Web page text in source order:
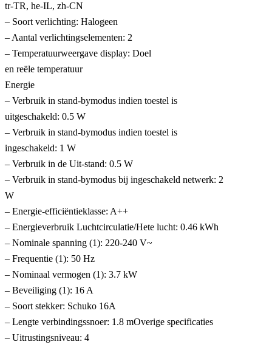
tr-TR, he-IL, zh-CN
– Soort verlichting: Halogeen
– Aantal verlichtingselementen: 2
– Temperatuurweergave display: Doel
en reële temperatuur
Energie
– Verbruik in stand-bymodus indien toestel is
uitgeschakeld: 0.5 W
– Verbruik in stand-bymodus indien toestel is
ingeschakeld: 1 W
– Verbruik in de Uit-stand: 0.5 W
– Verbruik in stand-bymodus bij ingeschakeld netwerk: 2
W
– Energie-efficiëntieklasse: A++
– Energieverbruik Luchtcirculatie/Hete lucht: 0.46 kWh
– Nominale spanning (1): 220-240 V~
– Frequentie (1): 50 Hz
– Nominaal vermogen (1): 3.7 kW
– Beveiliging (1): 16 A
– Soort stekker: Schuko 16A
– Lengte verbindingssnoer: 1.8 mOverige specificaties
– Uitrustingsniveau: 4